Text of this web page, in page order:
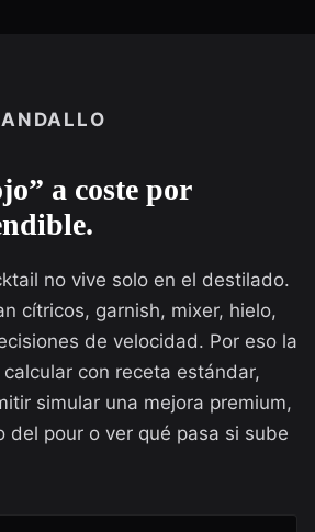
a coste por
no vive solo en el destilado.
cítricos, garnish, mixer, hielo,
de velocidad. Por eso la
con receta estándar,
simular una mejora premium,
del pour o ver qué pasa si sube